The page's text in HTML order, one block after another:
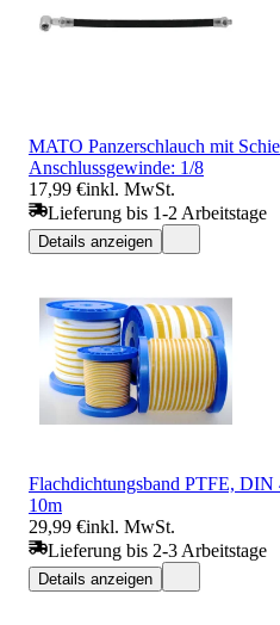
MATO Panzerschlauch mit
Anschlussgewinde: 1/8
17,99 €inkl. MwSt.
Lieferung bis 1-2 Arbeitstage
Details anzeigen
Flachdichtungsband PTFE,
10m
29,99 €inkl. MwSt.
Lieferung bis 2-3 Arbeitstage
Details anzeigen